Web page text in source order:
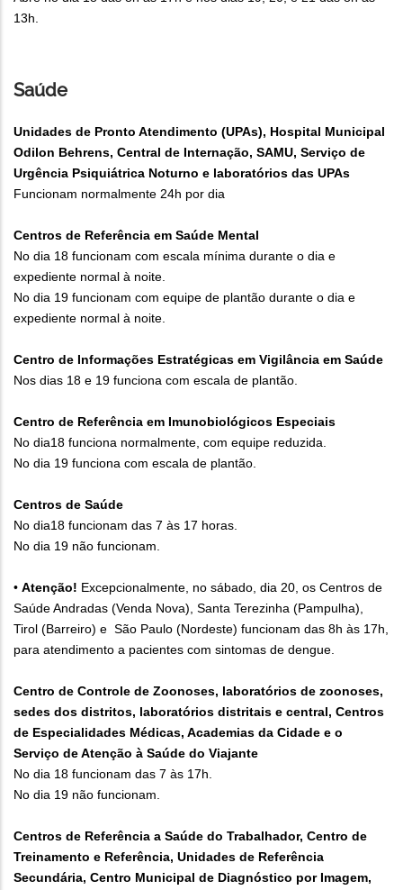
13h.
Saúde
Unidades de Pronto Atendimento (UPAs), Hospital Municipal
Odilon Behrens, Central de Internação, SAMU, Serviço de
Urgência Psiquiátrica Noturno e laboratórios das UPAs
Funcionam normalmente 24h por dia
Centros de Referência em Saúde Mental
No dia 18 funcionam com escala mínima durante o dia e
expediente normal à noite.
No dia 19 funcionam com equipe de plantão durante o dia e
expediente normal à noite.
Centro de Informações Estratégicas em Vigilância em Saúde
Nos dias 18 e 19 funciona com escala de plantão.
Centro de Referência em Imunobiológicos Especiais
No dia18 funciona normalmente, com equipe reduzida.
No dia 19 funciona com escala de plantão.
Centros de Saúde
No dia18 funcionam das 7 às 17 horas.
No dia 19 não funcionam.
• Atenção! Excepcionalmente, no sábado, dia 20, os Centros de
Saúde Andradas (Venda Nova), Santa Terezinha (Pampulha),
Tirol (Barreiro) e São Paulo (Nordeste) funcionam das 8h às 17h,
para atendimento a pacientes com sintomas de dengue.
Centro de Controle de Zoonoses, laboratórios de zoonoses,
sedes dos distritos, laboratórios distritais e central, Centros
de Especialidades Médicas, Academias da Cidade e o
Serviço de Atenção à Saúde do Viajante
No dia 18 funcionam das 7 às 17h.
No dia 19 não funcionam.
Centros de Referência a Saúde do Trabalhador, Centro de
Treinamento e Referência, Unidades de Referência
Secundária, Centro Municipal de Diagnóstico por Imagem,